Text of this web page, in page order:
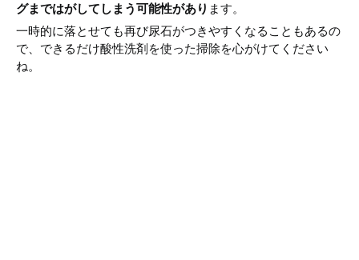
グまではがしてしまう可能性があり ます。
一時的に落とせても再び尿石がつきやすくなることもあるの
で、できるだけ酸性洗剤を使った掃除を心がけてください
ね。